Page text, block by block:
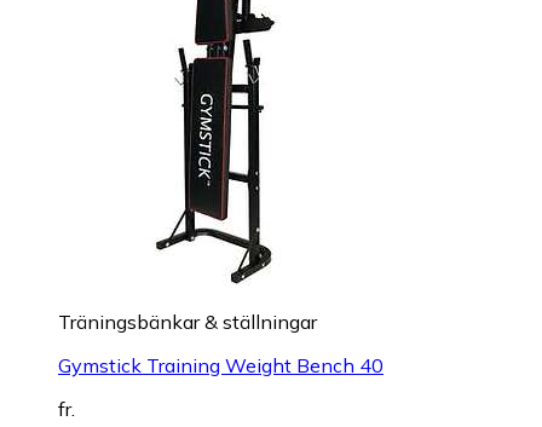
Träningsbänkar & ställningar
Gymstick Training Weight Bench 40
fr.